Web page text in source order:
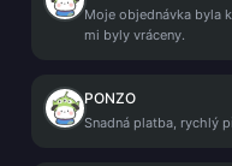
Moje objednávka byla
mi byly vráceny.
PONZO
Snadná platba, rychlý